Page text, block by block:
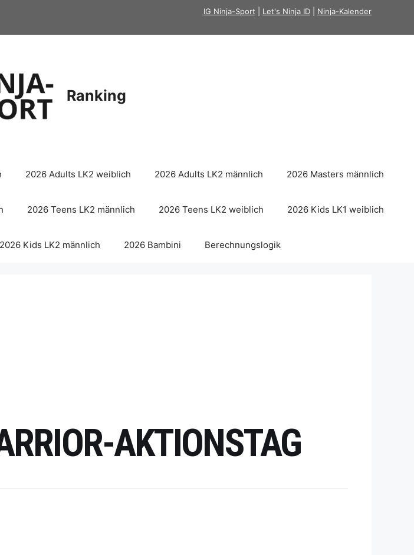
IG Ninja-Sport Let's Ninja ID Ninja-Kalender
Ranking
2026 Adults LK2 weiblich 2026 Adults LK2 männlich 2026 Masters männlich
2026 Teens LK2 männlich 2026 Teens LK2 weiblich 2026 Kids LK1 weiblich
2026 Kids LK2 männlich 2026 Bambini Berechnungslogik
AKTIONSTAG